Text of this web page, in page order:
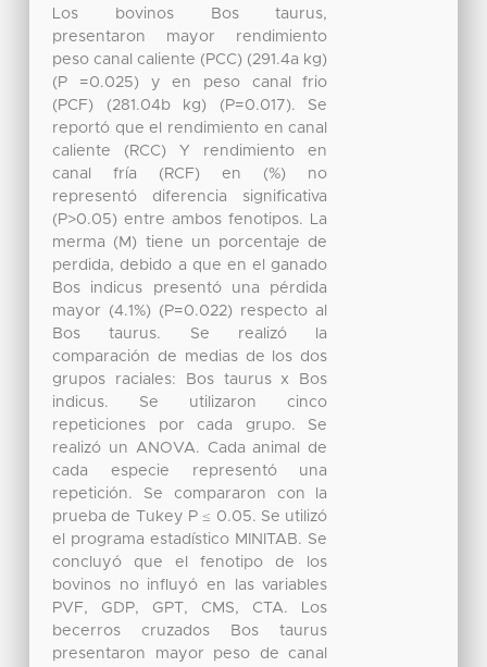
Los bovinos Bos taurus,
presentaron mayor rendimiento
peso canal caliente (PCC) (291.4a kg)
(P =0.025) y en peso canal frio
(PCF) (281.04b kg) (P=0.017). Se
reportó que el rendimiento en canal
caliente (RCC) Y rendimiento en
canal fría (RCF) en (%) no
representó diferencia significativa
(P>0.05) entre ambos fenotipos. La
merma (M) tiene un porcentaje de
perdida, debido a que en el ganado
Bos indicus presentó una pérdida
mayor (4.1%) (P=0.022) respecto al
Bos taurus. Se realizó la
comparación de medias de los dos
grupos raciales: Bos taurus x Bos
indicus. Se utilizaron cinco
repeticiones por cada grupo. Se
realizó un ANOVA. Cada animal de
cada especie representó una
repetición. Se compararon con la
prueba de Tukey P ≤ 0.05. Se utilizó
el programa estadístico MINITAB. Se
concluyó que el fenotipo de los
bovinos no influyó en las variables
PVF, GDP, GPT, CMS, CTA. Los
becerros cruzados Bos taurus
presentaron mayor peso de canal